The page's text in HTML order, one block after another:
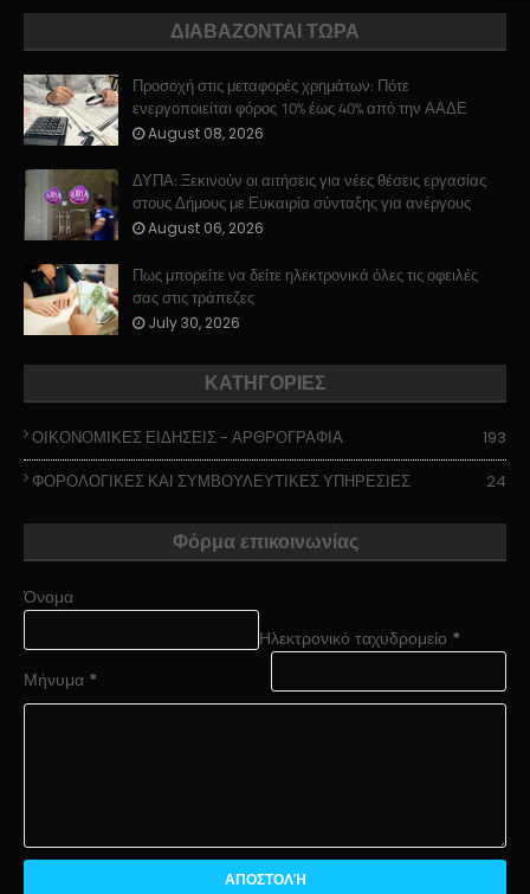
ΔΙΑΒΑΖΟΝΤΑΙ ΤΩΡΑ
Προσοχή στις μεταφορές χρημάτων: Πότε
ενεργοποιείται φόρος 10% έως 40% από την ΑΑΔΕ
August 08, 2026
ΔΥΠΑ: Ξεκινούν οι αιτήσεις για νέες θέσεις εργασίας
στους Δήμους με Ευκαιρία σύνταξης για ανέργους
August 06, 2026
Πως μπορείτε να δείτε ηλεκτρονικά όλες τις οφειλές
σας στις τράπεζες
July 30, 2026
ΚΑΤΗΓΟΡΙΕΣ
ΟΙΚΟΝΟΜΙΚΕΣ ΕΙΔΗΣΕΙΣ - ΑΡΘΡΟΓΡΑΦΙΑ
193
ΦΟΡΟΛΟΓΙΚΕΣ ΚΑΙ ΣΥΜΒΟΥΛΕΥΤΙΚΕΣ ΥΠΗΡΕΣΙΕΣ
24
Φόρμα επικοινωνίας
Όνομα
Ηλεκτρονικό ταχυδρομείο *
Μήνυμα *